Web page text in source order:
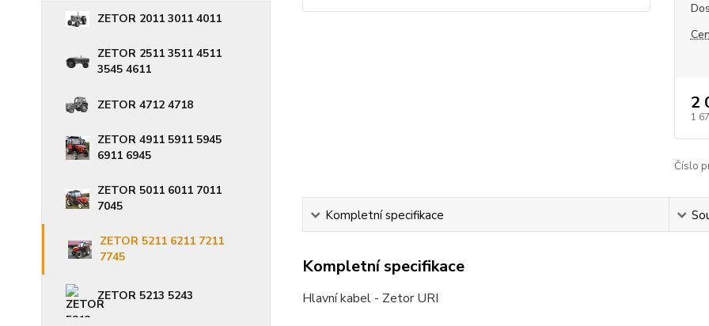
ZETOR 2011 3011 4011
ZETOR 2511 3511 4511
3545 4611
ZETOR 4712 4718
ZETOR 4911 5911 5945
6911 6945
ZETOR 5011 6011 7011
7045
ZETOR 5211 6211 7211
7745
ZETOR 5213 5243
2
1
Číslo
Kompletní specifikace
Kompletní specifikace
Hlavní kabel - Zetor URI